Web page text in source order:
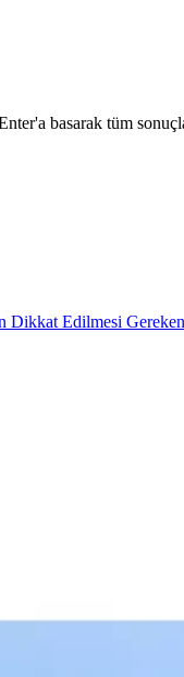
basarak tüm
Dikkat Edilmesi